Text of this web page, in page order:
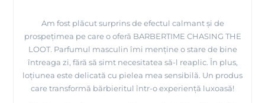
Am fost plăcut surprins de efectul calmant și de
prospețimea pe care o oferă BARBERTIME CHASING THE
LOOT. Parfumul masculin îmi menține o stare de bine
întreaga zi, fără să simt necesitatea să-l reaplic. În plus,
loțiunea este delicată cu pielea mea sensibilă. Un produs
care transformă bărbieritul într-o experiență luxoasă!